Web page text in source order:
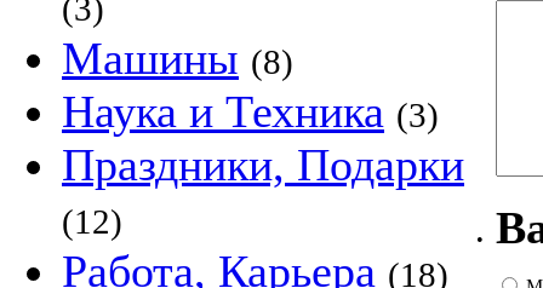
(3)
Машины (8)
Наука и Техника (3)
Праздники, Подарки
(12)
Работа, Карьера (18)
•